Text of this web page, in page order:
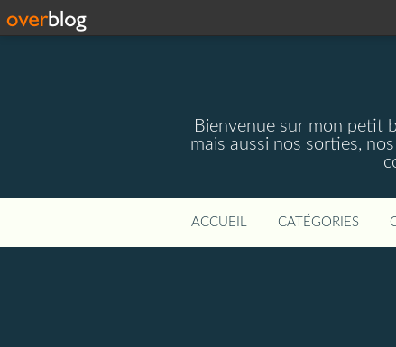
Bienvenue sur mon petit
mais aussi nos sorties,
ACCUEIL CATÉGORIES